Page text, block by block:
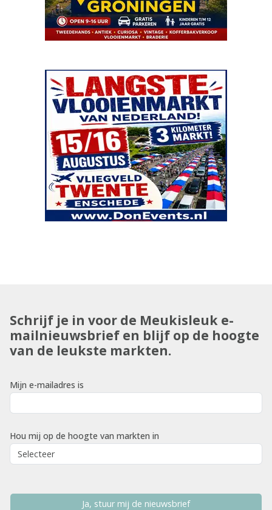
Schrijf je in voor de Meukisleuk e-
mailnieuwsbrief en blijf op de hoogte
van de leukste markten.
Mijn e-mailadres is
Hou mij op de hoogte van markten in
Ja, stuur mij de nieuwsbrief